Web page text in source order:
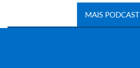
MAIS PODCAST